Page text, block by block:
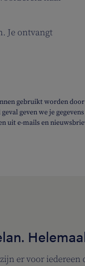
Je ontvangt
gebruikt worden
geven we je
uit e-mails en
er voor iedereen